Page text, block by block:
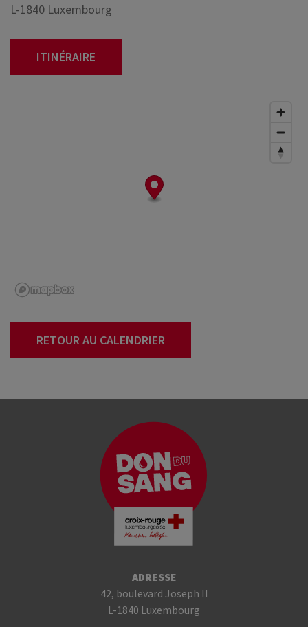
L-1840 Luxembourg
ITINÉRAIRE
RETOUR AU CALENDRIER
ADRESSE
42, boulevard Joseph II
L-1840 Luxembourg